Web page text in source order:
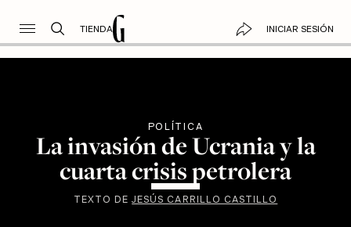
TIENDA INICIAR SESIÓN
POLÍTICA
La invasión de Ucrania y la
cuarta crisis petrolera
TEXTO DEJESÚS CARRILLO CASTILLO